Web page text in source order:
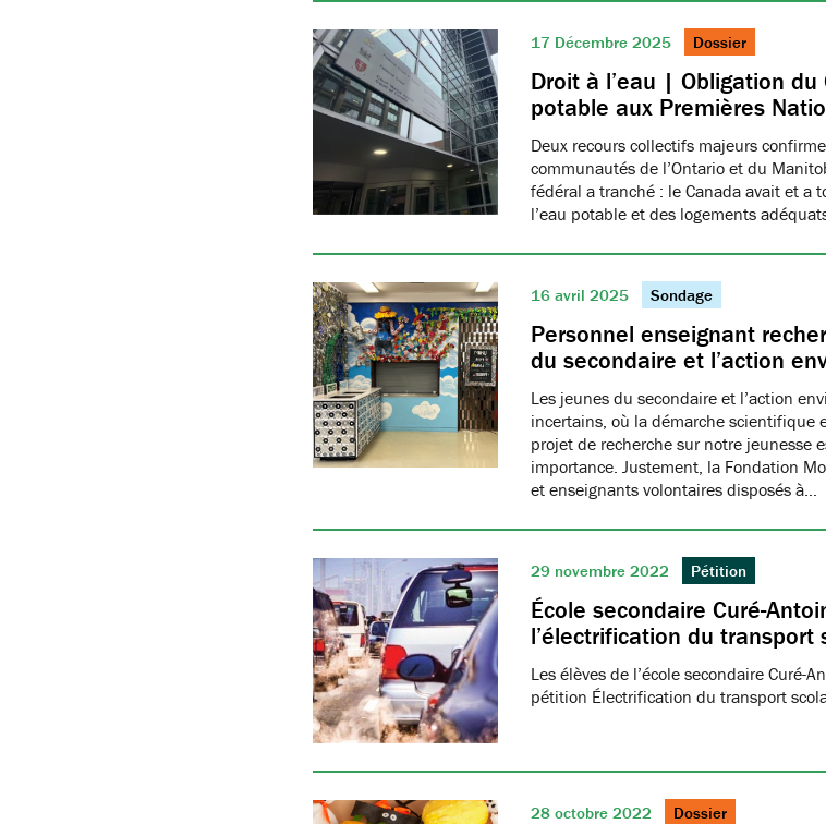
17 Décembre 2025 Dossier
Droit à l’eau | Obligation
potable aux Premières
Deux recours collectifs majeurs
communautés de l’Ontario et du
fédéral a tranché : le Canada avait et
l’eau potable et des logements
16 avril 2025 Sondage
Personnel enseignant
du secondaire et l’action
Les jeunes du secondaire et l’action
incertains, où la démarche scientifique
projet de recherche sur notre jeunesse
importance. Justement, la Fondation
et enseignants volontaires disposés à…
29 novembre 2022 Pétition
École secondaire Curé-
l’électrification du transport
Les élèves de l’école secondaire Curé-
pétition Électrification du transport
28 octobre 2022 Dossier